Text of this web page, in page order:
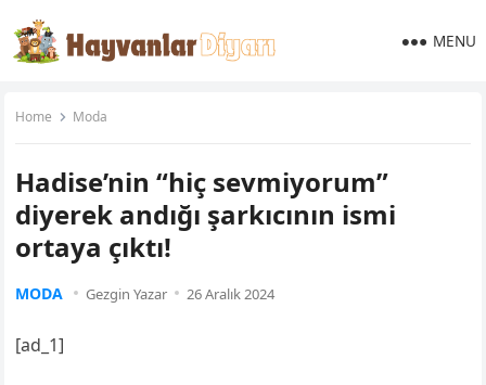
MENU
Home Moda
Hadise’nin “hiç sevmiyorum”
diyerek andığı şarkıcının ismi
ortaya çıktı!
MODA Gezgin Yazar 26 Aralık 2024
[ad_1]